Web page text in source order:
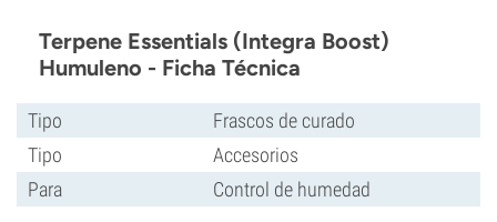
Terpene Essentials (Integra Boost)
Humuleno - Ficha Técnica
Tipo
Frascos de curado
Tipo
Accesorios
Para
Control de humedad